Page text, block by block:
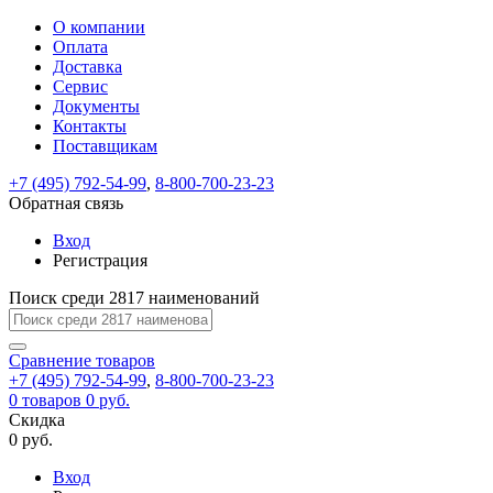
ВходРегистрация
Только
test@example.com
отправлена
по
ней
для
регистрации.
Ок
Только
Запомнить
меня
Забыли
Восстановление
пароля
Заполните
форму.
Мы
отправим
ссылку
на
указанный
электронный
адрес,
перейдя
по
которой
вы
новый
На
вашу
test@test.ru
отправлена
ссылка.
Перейдите
по
для
смены
пароля.
Введите
новый
пароль
Сменить
Пароль
успешно
Войти
Обратная
связь
Сообщение
пользовательского
соглашения
Ваше
сообщение
успешно
О компании
Оплата
Доставка
Сервис
Документы
Контакты
Поставщикам
+7 (495) 792-54-99, 8-800-700-23-23
Обратная связь
Вход
Регистрация
Поиск среди 2817 наименований
Сравнение товаров
+7 (495) 792-54-99, 8-800-700-23-23
0 товаров 0 руб.
Скидка
0 руб.
Вход